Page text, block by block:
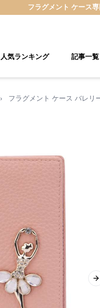
フラグメント ケース
人気ランキング 記事一覧
› フラグメント ケース バレリ